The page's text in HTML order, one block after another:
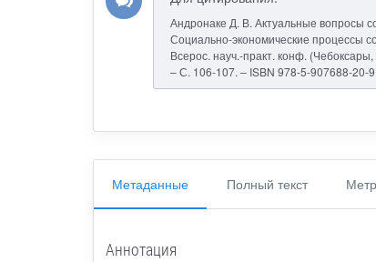
Андронаке Д. В. Актуальные вопросы
Социально-экономические процессы
Всерос. науч.-практ. конф.
– С. 106-107. – ISBN 978-5-907688-20-9.
Метаданные Полный текст
Аннотация